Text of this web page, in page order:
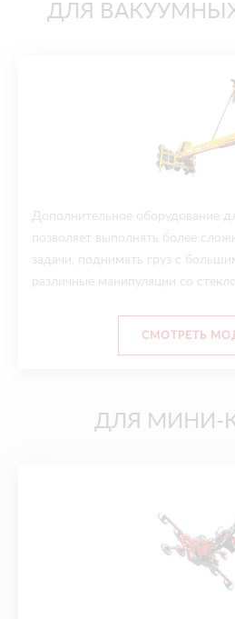
ДЛЯ
Дополнительное оборудование
позволяет выполнять более
задачи, поднимать груз с
различные манипуляции со
СМОТРЕТЬ
ДЛЯ МИНИ-